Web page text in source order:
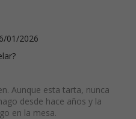
01/2026
Aunque esta tarta, nunca
desde hace años y la
en la mesa.